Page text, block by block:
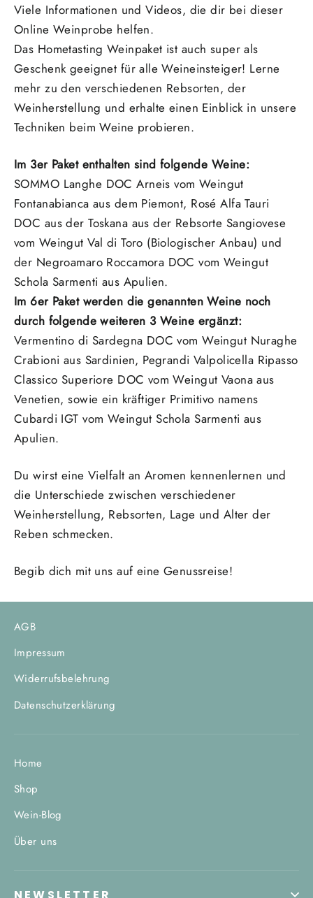
Viele Informationen und Videos, die dir bei dieser
Online Weinprobe helfen.
Das Hometasting Weinpaket ist auch super als
Geschenk geeignet für alle Weineinsteiger! Lerne
mehr zu den verschiedenen Rebsorten, der
Weinherstellung und erhalte einen Einblick in unsere
Techniken beim Weine probieren.
Im 3er Paket enthalten sind folgende Weine:
SOMMO Langhe DOC Arneis vom Weingut
Fontanabianca aus dem Piemont, Rosé Alfa Tauri
DOC aus der Toskana aus der Rebsorte Sangiovese
vom Weingut Val di Toro (Biologischer Anbau) und
der Negroamaro Roccamora DOC vom Weingut
Schola Sarmenti aus Apulien.
Im 6er Paket werden die genannten Weine noch
durch folgende weiteren 3 Weine ergänzt:
Vermentino di Sardegna DOC vom Weingut Nuraghe
Crabioni aus Sardinien, Pegrandi Valpolicella Ripasso
Classico Superiore DOC vom Weingut Vaona aus
Venetien, sowie ein kräftiger Primitivo namens
Cubardi IGT vom Weingut Schola Sarmenti aus
Apulien.
Du wirst eine Vielfalt an Aromen kennenlernen und
die Unterschiede zwischen verschiedener
Weinherstellung, Rebsorten, Lage und Alter der
Reben schmecken.
Begib dich mit uns auf eine Genussreise!
AGB
Impressum
Widerrufsbelehrung
Datenschutzerklärung
Home
Shop
Wein-Blog
Über uns